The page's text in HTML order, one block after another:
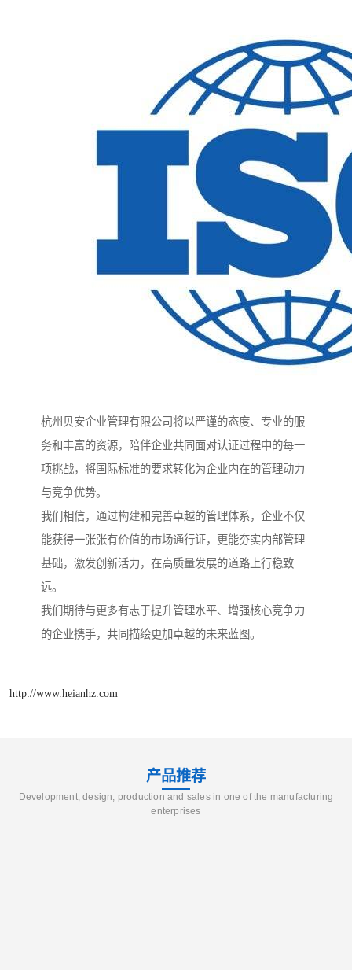
杭州贝安企业管理有限公司将以严谨的态度、专业的服
务和丰富的资源，陪伴企业共同面对认证过程中的每一
项挑战，将国际标准的要求转化为企业内在的管理动力
与竞争优势。
我们相信，通过构建和完善卓越的管理体系，企业不仅
能获得一张张有价值的市场通行证，更能夯实内部管理
基础，激发创新活力，在高质量发展的道路上行稳致
远。
我们期待与更多有志于提升管理水平、增强核心竞争力
的企业携手，共同描绘更加卓越的未来蓝图。
http://www.heianhz.com
产品推荐
Development, design, production and sales in one of the manufacturing
enterprises